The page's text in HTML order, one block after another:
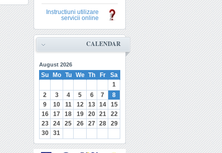
Instructiuni utilizare
servicii online
CALENDAR
August 2026
Su Mo Tu We Th Fr
Sa
1
2
3 4 5 6 7
8
9
10 11 12 13 14
15
16
17 18 19 20 21
22
23
24 25 26 27 28
29
30
31